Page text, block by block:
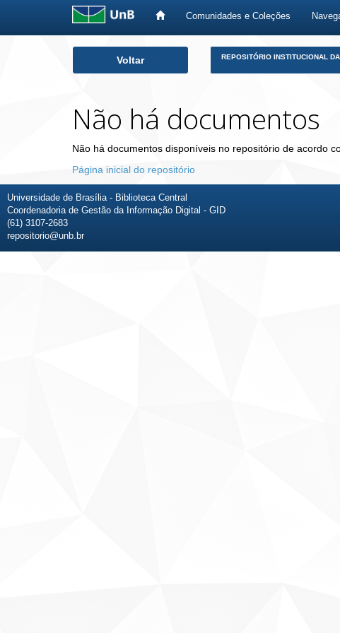
Comunidades e Coleções
Voltar REPOSITÓRIO INSTITUCIONAL
Não há documentos
Não há documentos disponíveis no repositório de acordo
Página inicial do repositório
Universidade de Brasília - Biblioteca Central
Coordenadoria de Gestão da Informação Digital - GID
(61) 3107-2683
repositorio@unb.br